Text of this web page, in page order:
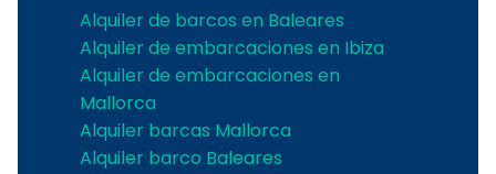
Alquiler de barcos en Baleares
Alquiler de embarcaciones en Ibiza
Alquiler de embarcaciones en
Mallorca
Alquiler barcas Mallorca
Alquiler barco Baleares